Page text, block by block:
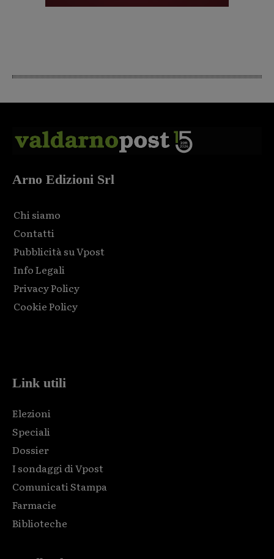
Arno Edizioni Srl
Chi siamo
Contatti
Pubblicità su Vpost
Info Legali
Privacy Policy
Cookie Policy
Link utili
Elezioni
Speciali
Dossier
I sondaggi di Vpost
Comunicati Stampa
Farmacie
Biblioteche